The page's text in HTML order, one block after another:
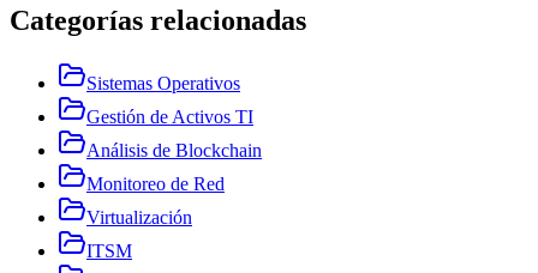
Categorías relacionadas
Sistemas Operativos
Gestión de Activos TI
Análisis de Blockchain
Monitoreo de Red
Virtualización
ITSM